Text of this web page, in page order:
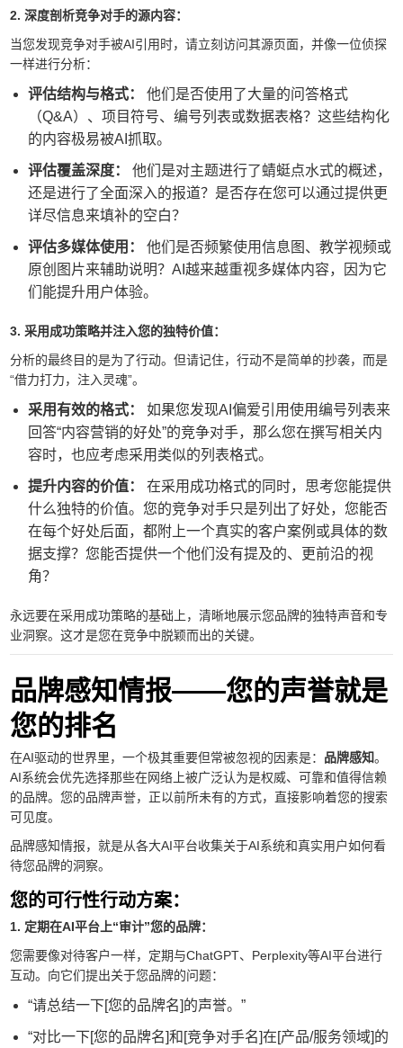
2. 深度剖析竞争对手的源内容：
当您发现竞争对手被AI引用时，请立刻访问其源页面，并像一位侦探
一样进行分析：
评估结构与格式：
他们是否使用了大量的问答格式
（Q&A）、项目符号、编号列表或数据表格？这些结构化
的内容极易被AI抓取。
评估覆盖深度：
他们是对主题进行了蜻蜓点水式的概述，
还是进行了全面深入的报道？是否存在您可以通过提供更
详尽信息来填补的空白？
评估多媒体使用：
他们是否频繁使用信息图、教学视频或
原创图片来辅助说明？AI越来越重视多媒体内容，因为它
们能提升用户体验。
3. 采用成功策略并注入您的独特价值：
分析的最终目的是为了行动。但请记住，行动不是简单的抄袭，而是
“借力打力，注入灵魂”。
采用有效的格式：
如果您发现AI偏爱引用使用编号列表来
回答“内容营销的好处”的竞争对手，那么您在撰写相关内
容时，也应考虑采用类似的列表格式。
提升内容的价值：
在采用成功格式的同时，思考您能提供
什么独特的价值。您的竞争对手只是列出了好处，您能否
在每个好处后面，都附上一个真实的客户案例或具体的数
据支撑？您能否提供一个他们没有提及的、更前沿的视
角？
永远要在采用成功策略的基础上，清晰地展示您品牌的独特声音和专
业洞察。这才是您在竞争中脱颖而出的关键。
品牌感知情报——您的声誉就是
您的排名
在AI驱动的世界里，一个极其重要但常被忽视的因素是： 品牌感知。
AI系统会优先选择那些在网络上被广泛认为是权威、可靠和值得信赖
的品牌。您的品牌声誉，正以前所未有的方式，直接影响着您的搜索
可见度。
品牌感知情报，就是从各大AI平台收集关于AI系统和真实用户如何看
待您品牌的洞察。
您的可行性行动方案：
1. 定期在AI平台上“审计”您的品牌：
您需要像对待客户一样，定期与ChatGPT、Perplexity等AI平台进行
互动。向它们提出关于您品牌的问题：
“请总结一下[您的品牌名]的声誉。”
“对比一下[您的品牌名]和[竞争对手名]在[产品/服务领域]的